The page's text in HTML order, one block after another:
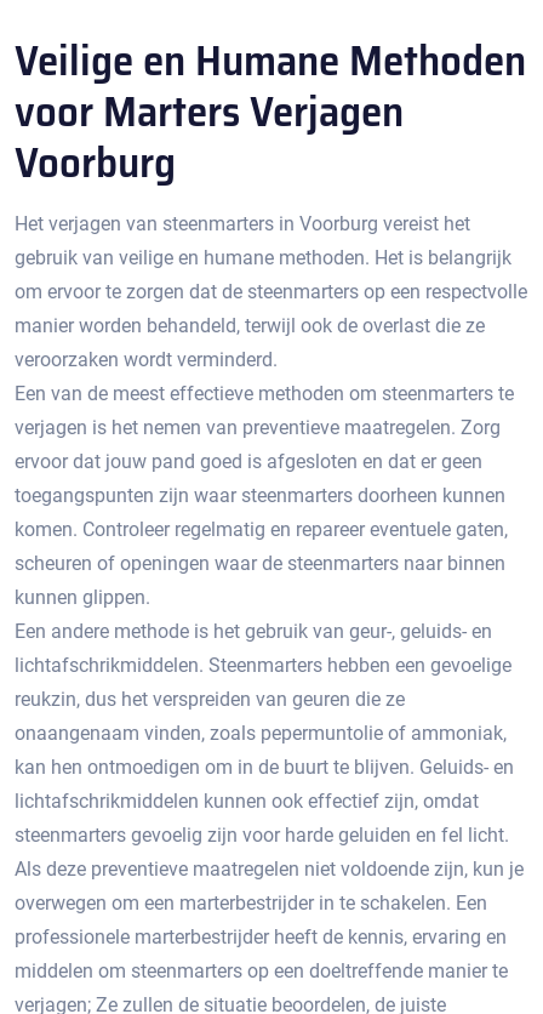
Veilige en Humane Methoden
voor Marters Verjagen
Voorburg
Het verjagen van steenmarters in Voorburg vereist het
gebruik van veilige en humane methoden.​ Het is belangrijk
om ervoor te zorgen dat de steenmarters op een respectvolle
manier worden behandeld, terwijl ook de overlast die ze
veroorzaken wordt verminderd.​
Een van de meest effectieve methoden om steenmarters te
verjagen is het nemen van preventieve maatregelen.​ Zorg
ervoor dat jouw pand goed is afgesloten en dat er geen
toegangspunten zijn waar steenmarters doorheen kunnen
komen.​ Controleer regelmatig en repareer eventuele gaten,
scheuren of openingen waar de steenmarters naar binnen
kunnen glippen.​
Een andere methode is het gebruik van geur-, geluids- en
lichtafschrikmiddelen.​ Steenmarters hebben een gevoelige
reukzin, dus het verspreiden van geuren die ze
onaangenaam vinden, zoals pepermuntolie of ammoniak,
kan hen ontmoedigen om in de buurt te blijven. Geluids- en
lichtafschrikmiddelen kunnen ook effectief zijn, omdat
steenmarters gevoelig zijn voor harde geluiden en fel licht.
Als deze preventieve maatregelen niet voldoende zijn, kun je
overwegen om een marterbestrijder in te schakelen. Een
professionele marterbestrijder heeft de kennis, ervaring en
middelen om steenmarters op een doeltreffende manier te
verjagen; Ze zullen de situatie beoordelen, de juiste